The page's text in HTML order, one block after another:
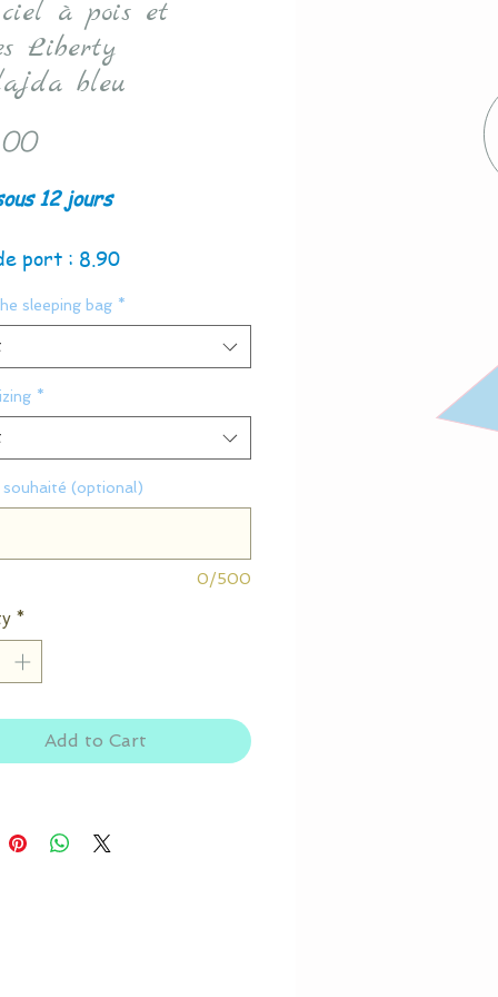
à pois et
Liberty
bleu
Price
12 jours
port : 8.90
sleeping bag *
*
(optional)
0/500
*
Add to Cart